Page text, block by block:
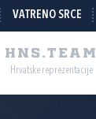
VATRENO SRCE
HNS.TEAM
Hrvatske reprezentacije